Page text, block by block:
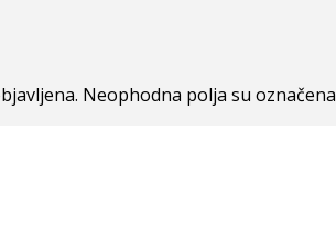
Neophodna polja su označena